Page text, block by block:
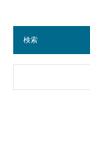
検索